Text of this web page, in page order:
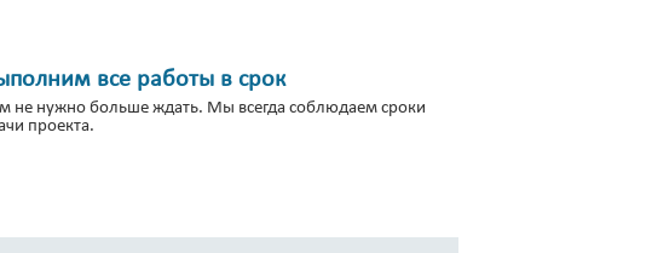
все работы в срок
не нужно больше ждать. Мы всегда соблюдаем сроки
проекта.